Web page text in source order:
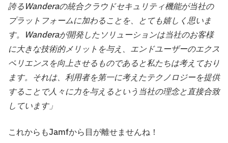
誇るWanderaの統合クラウドセキュリティ機能が当社の
プラットフォームに加わることを、とても嬉しく思いま
す。Wanderaが開発したソリューションは当社のお客様
に大きな技術的メリットを与え、エンドユーザーのエクス
ペリエンスを向上させるものであると私たちは考えており
ます。それは、利用者を第一に考えたテクノロジーを提供
することで人々に力を与えるという当社の理念と直接合致
しています」
これからもJamfから目が離せませんね！